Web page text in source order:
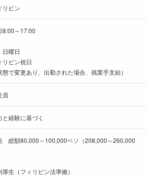
リピン
8:00～17:00
日曜日
リピン祝日
態で変更あり、出勤された場合、残業手支給）
員
と経験に基づく
総額80,000～100,000ペソ（208,000～260,000
厚生（フィリピン法準拠）